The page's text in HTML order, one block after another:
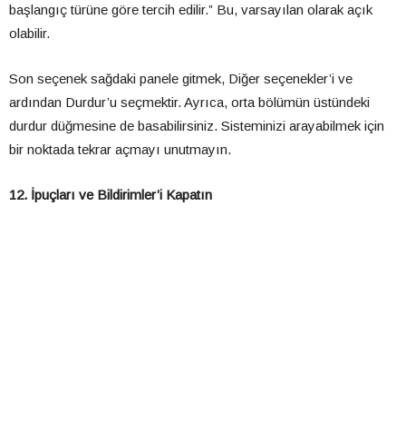
başlangıç türüne göre tercih edilir.” Bu, varsayılan olarak açık
olabilir.
Son seçenek sağdaki panele gitmek, Diğer seçenekler’i ve
ardından Durdur’u seçmektir. Ayrıca, orta bölümün üstündeki
durdur düğmesine de basabilirsiniz. Sisteminizi arayabilmek için
bir noktada tekrar açmayı unutmayın.
12. İpuçları ve Bildirimler’i Kapatın